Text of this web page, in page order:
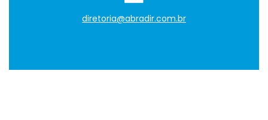
diretoria@abradir.com.br